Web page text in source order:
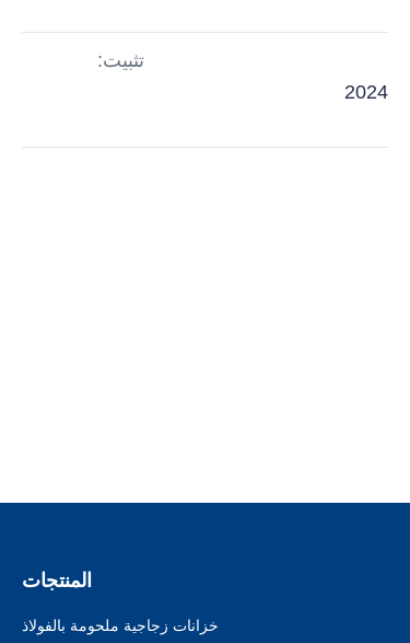
تثبيت:
2024
المنتجات
خزانات زجاجية ملحومة بالفولاذ